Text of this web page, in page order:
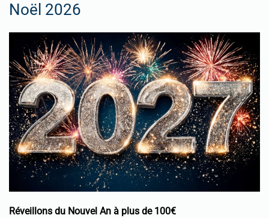
Noël 2026
Réveillons du Nouvel An à plus de 100€